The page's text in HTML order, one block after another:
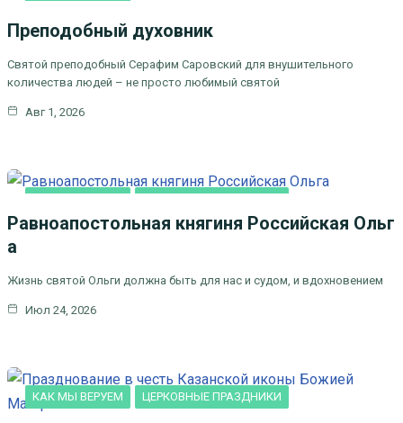
ЦЕРКОВНЫЕ
Преподобный духовник
Святой преподобный Серафим Саровский для внушительного
количества людей – не просто любимый святой
Авг 1, 2026
Равноапостольная княгиня Российская Ольг
а
Жизнь святой Ольги должна быть для нас и судом, и вдохновением
Июл 24, 2026
КАК МЫ ВЕРУЕМ ЦЕРКОВНЫЕ ПРАЗДНИКИ